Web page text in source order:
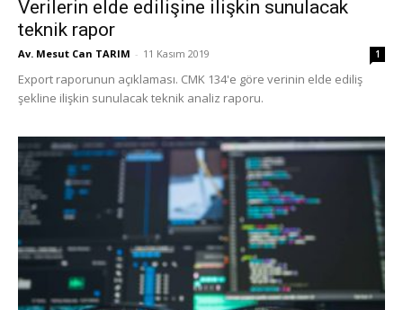
Verilerin elde edilişine ilişkin sunulacak
teknik rapor
Av. Mesut Can TARIM - 11 Kasım 2019 1
Export raporunun açıklaması. CMK 134'e göre verinin elde ediliş
şekline ilişkin sunulacak teknik analiz raporu.